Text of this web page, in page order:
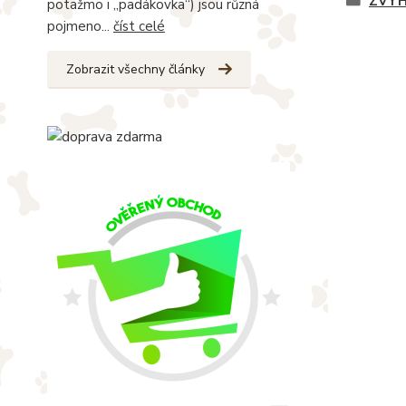
potažmo i „padákovka“) jsou různá
pojmeno... číst celé
Zobrazit všechny články